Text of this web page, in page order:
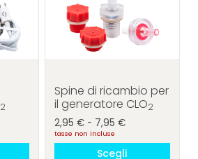
2
Spine di ricambio per
il generatore CLO2
2,95 € - 7,95 €Fascia
prezzo:
tasse non incluse
Scegli
più
varianti.
essere
scelte
nella
pagina